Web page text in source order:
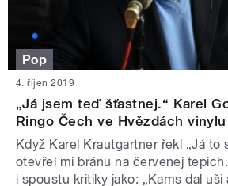
Pop
4. říjen 2019
„Já jsem teď šťastnej.“ Karel
Ringo Čech ve Hvězdách
Když Karel Krautgartner řekl „Já to
otevřel mi bránu na červenej
i spoustu kritiky jako: „Kams dal uši